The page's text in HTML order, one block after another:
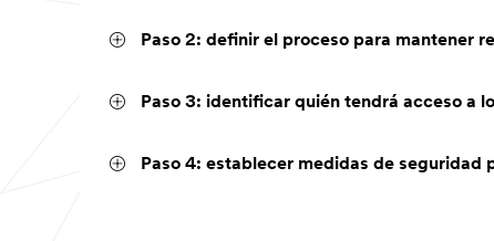
Paso 2: definir el proceso para mantener
Paso 3: identificar quién tendrá acceso a
Paso 4: establecer medidas de seguridad